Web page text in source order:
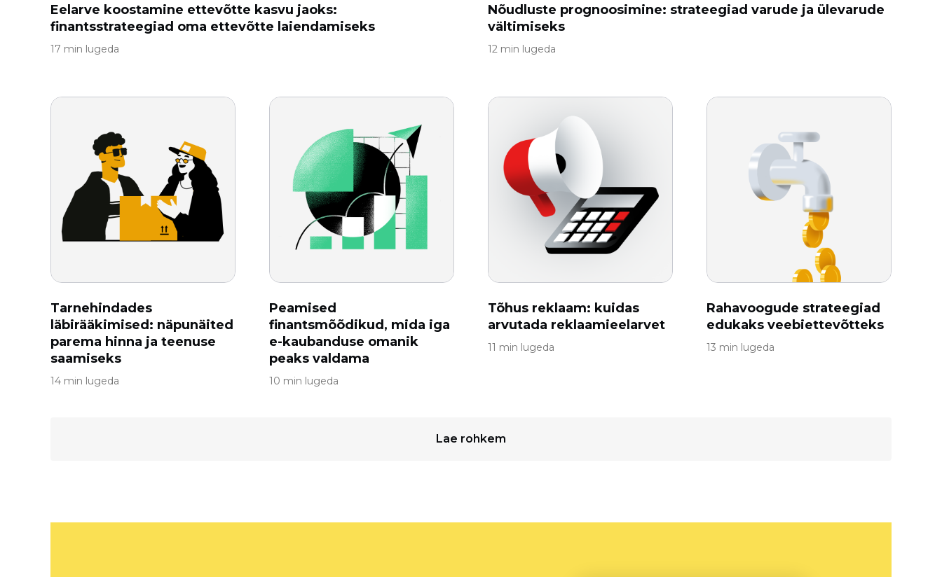
Eelarve koostamine ettevõtte kasvu jaoks:
finantsstrateegiad oma ettevõtte laiendamiseks
17 min lugeda
Nõudluste prognoosimine: strateegiad varude ja ülevarude
vältimiseks
12 min lugeda
Tarnehindades
läbirääkimised: näpunäited
parema hinna ja teenuse
saamiseks
14 min lugeda
Peamised
finantsmõõdikud, mida iga
e-kaubanduse omanik
peaks valdama
10 min lugeda
Tõhus reklaam: kuidas
arvutada reklaamieelarvet
11 min lugeda
Rahavoogude strateegiad
edukaks veebiettevõtteks
13 min lugeda
Lae rohkem